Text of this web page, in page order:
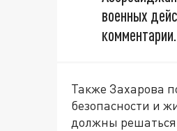
военных
комментарии.
Также Захарова
безопасности и
должны